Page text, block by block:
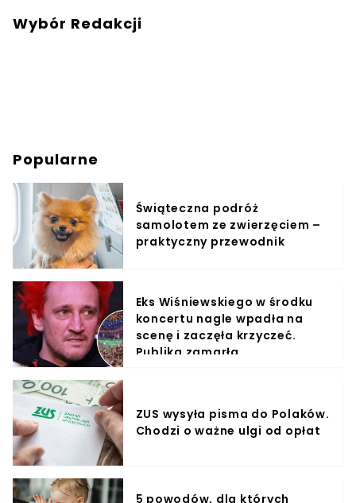
Wybór Redakcji
Popularne
Świąteczna podróż
samolotem ze zwierzęciem –
praktyczny przewodnik
Eks Wiśniewskiego w środku
koncertu nagle wpadła na
scenę i zaczęła krzyczeć.
Publika zamarła
ZUS wysyła pisma do Polaków.
Chodzi o ważne ulgi od opłat
5 powodów, dla których